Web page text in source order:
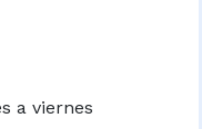
a viernes